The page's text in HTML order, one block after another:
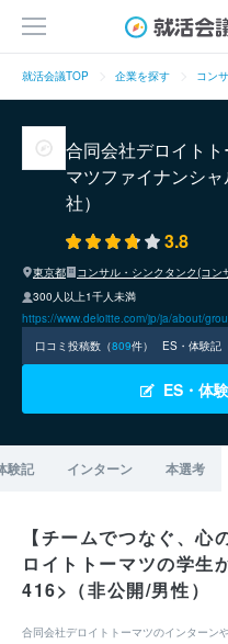
就活会議TOP 企業を探す コン
合同会社デロイト
マツファイナンシ
社）
3.8
東京都
コンサル・シンクタンク(コン
300人以上1千人未満
https://www.deloitte.com/jp/ja/about/
口コミ投稿数（809件） ES・体験記
ES・体
験記 インターン 本選考
【チームでつなぐ、
ロイトトーマツの学生
416>（非公開/男性）
合同会社デロイトトーマツのインターン